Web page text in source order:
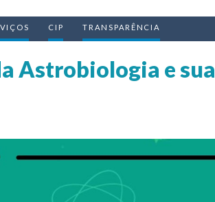
CIP TRANSPARÊNCIA
Astrobiologia e sua